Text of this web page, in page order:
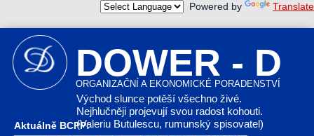
Powered by Translate
DOWER - D
ORGANIZAČNÍ A EKONOMICKÉ PORADENSTVÍ
Východ slunce potěší všechno živé.
Nejhlučněji projevují svou radost kohouti.
(Valeriu Butulescu, rumunský spisovatel)
Aktuálně BCPP: